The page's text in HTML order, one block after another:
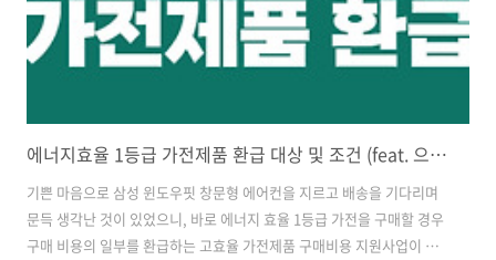
에너지효율 1등급 가전제품 환급 대상 및 조건 (feat. 으뜸효율 환급사업)
기쁜 마음으로 삼성 윈도우핏 창문형 에어컨을 지르고 배송을 기다리며
문득 생각난 것이 있었으니, 바로 에너지 효율 1등급 가전을 구매할 경우
구매 비용의 일부를 환급하는 고효율 가전제품 구매비용 지원사업이 되